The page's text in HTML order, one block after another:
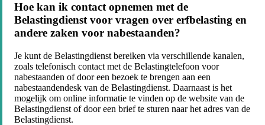
Hoe kan ik contact opnemen met de
Belastingdienst voor vragen over erfbelasting en
andere zaken voor nabestaanden?
Je kunt de Belastingdienst bereiken via verschillende kanalen,
zoals telefonisch contact met de Belastingtelefoon voor
nabestaanden of door een bezoek te brengen aan een
nabestaandendesk van de Belastingdienst. Daarnaast is het
mogelijk om online informatie te vinden op de website van de
Belastingdienst of door een brief te sturen naar het adres van de
Belastingdienst.